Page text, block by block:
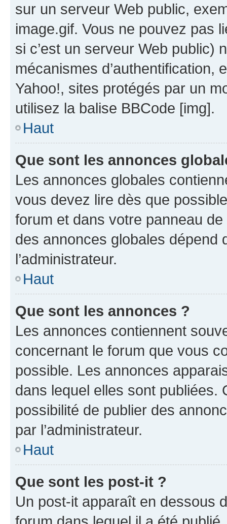
sur un serveur Web public,
image.gif. Vous ne pouvez pas
si c’est un serveur Web public)
mécanismes d’authentification,
Yahoo!, sites protégés par un
utilisez la balise BBCode [img].
Haut
Que sont les annonces
Les annonces globales
vous devez lire dès que
forum et dans votre panneau
des annonces globales dépend
l’administrateur.
Haut
Que sont les annonces ?
Les annonces contiennent
concernant le forum que vous
possible. Les annonces
dans lequel elles sont publiées.
possibilité de publier des
par l’administrateur.
Haut
Que sont les post-it ?
Un post-it apparaît en dessous